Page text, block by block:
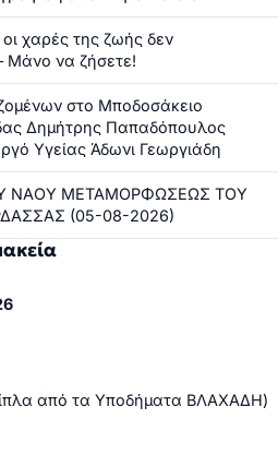
χαρές της ζωής δεν
Μάνο να ζήσετε!
στο Μποδοσάκειο
Δημήτρης Παπαδόπουλος
Υγείας Άδωνι Γεωργιάδη
ΝΑΟΥ ΜΕΤΑΜΟΡΦΩΣΕΩΣ ΤΟΥ
(05-08-2026)
από τα Υποδήματα ΒΛΑΧΑΔΗ)